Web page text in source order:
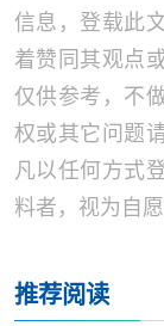
信息，登载此
着赞同其观点
仅供参考，不
权或其它问题
凡以任何方式
料者，视为自
推荐阅读